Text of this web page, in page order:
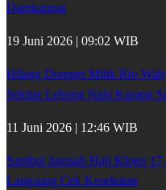
Damkarmat
19 Juni 2026 | 09:02 WIB
Hilang Dompet Milik Rio
Sekitar Lebung Nala Karang
11 Juni 2026 | 12:46 WIB
Sambut Jamaah Haji Kloter
Langsung Cek Kesehatan